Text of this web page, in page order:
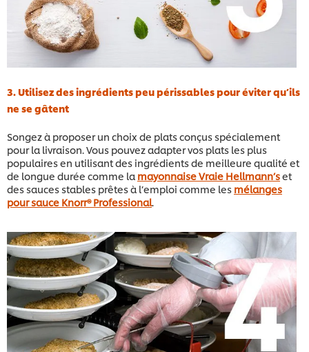
3. Utilisez des ingrédients peu périssables pour éviter qu’ils
ne se gâtent
Songez à proposer un choix de plats conçus spécialement
pour la livraison. Vous pouvez adapter vos plats les plus
populaires en utilisant des ingrédients de meilleure qualité et
de longue durée comme la mayonnaise Vraie Hellmann’set
des sauces stables prêtes à l’emploi comme les mélanges
pour sauce Knorr® Professional